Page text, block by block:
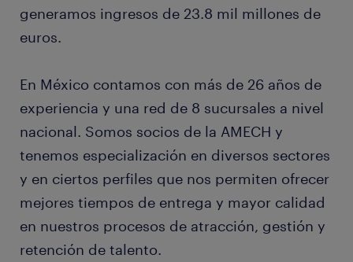
generamos ingresos de 23.8 mil millones de
euros.
En México contamos con más de 26 años de
experiencia y una red de 8 sucursales a nivel
nacional. Somos socios de la AMECH y
tenemos especialización en diversos sectores
y en ciertos perfiles que nos permiten ofrecer
mejores tiempos de entrega y mayor calidad
en nuestros procesos de atracción, gestión y
retención de talento.